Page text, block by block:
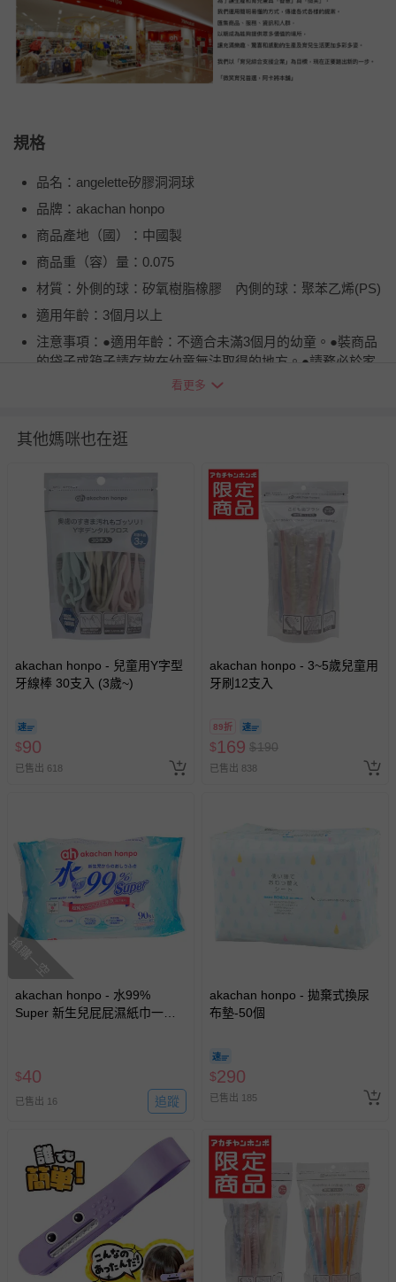
規格
品名：angelette矽膠洞洞球
品牌：akachan honpo
商品產地（國）：中國製
商品重（容）量：0.075
材質：外側的球：矽氧樹脂橡膠 內側的球：聚苯乙烯(PS)
適用年齡：3個月以上
注意事項：●適用年齡：不適合未滿3個月的幼童。●裝商品
的袋子或箱子請存放在幼童無法取得的地方。●請務必於家
長或大人監護下使用本產品。●請勿放置在火源旁或會產生
童誤食。●萬一不小心誤食時、請向醫生諮詢。●請務必在
其他用途使用。●請存放在幼童無法取得的地方。●請勿分
解、改造本產品。●若本產品產生傷痕、破損或龜裂時,請立
即停止使用。
BSMI商品檢驗標識字號：M3C058
詳細尺寸：（約・ cm）＝直徑9 (矽膠球部分)
洗滌/清潔建議：【清潔・保養方法】●可能會有矽膠獨特的
氣味,但無衛生上的疑慮。●請勿在低溫或高溫之處使用、保
存。●外側球的注意事項①可使用微波爐・消毒液・煮沸消
意,勿讓本產品接觸鍋底和邊緣。●內側球的注意事項①從外
部的球中取出,輕輕地用乾布擦拭。②不可使用微波爐・消
如需退換貨，請於收到商品7天（含例假日內提出），如為
瑕疵退換貨所產生的運費，將由媽咪愛負責處理，若非瑕疵
退貨，您可至『查詢訂單』>『已出貨』中查詢該筆訂單，
並點選『我要退貨』即可進行申請。若有相關退貨問題，請
至媽咪愛
我們將依序為您處理
與服務，謝謝。
針對滿件折/滿額贈…等活動，如因部份退貨，而該訂單保
部分商品依據消費者保護法的規定，不適用七天鑑賞期/猶
易於腐敗、保存期限較短或解約時即將逾期（例如生鮮
商品、食品等）。
客製化商品（例如客製生日書、姓名貼等）。
報紙、期刊或雜誌（惟書籍如經拆封、使用，則酌收整
新費用）。
經消費者拆封之影音商品或電腦軟體（例如 DVD、CD
等）。
看更多
其他媽咪也在逛
akachan honpo - 兒童用Y字型
牙線棒 30支入 (3歲~)
$90
已售出 618
akachan honpo - 3~5歲兒童用
牙刷12支入
89折
$169 $190
已售出 838
搶購一空
akachan honpo - 水99%
Super 新生兒屁屁濕紙巾一般
$40
已售出 16 追蹤
akachan honpo - 拋棄式換尿
布墊-50個
$290
已售出 185